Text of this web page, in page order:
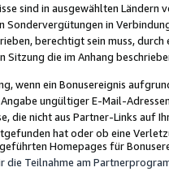
sind in ausgewählten Ländern
Sondervergütungen in
berechtigt sein muss,
Sitzung die im Anhang
wenn ein Bonusereignis
ungültiger E-Mail-
die nicht aus Partner-Links auf
hat oder ob eine
Homepages für
die Teilnahme am